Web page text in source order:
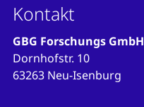
Kontakt
GBG Forschungs GmbH
Dornhofstr. 10
63263 Neu-Isenburg